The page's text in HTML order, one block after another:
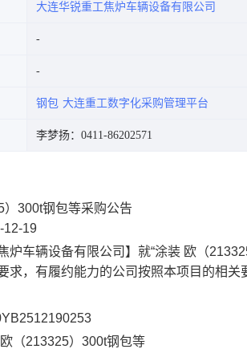
大连华锐重工焦炉车辆设备有限公司
钢包 大连重工数字化采购管理平台
李梦扬：0411-86202571
300t钢包等采购公告
12-19
炉车辆设备有限公司】就“涂装 欧（
求，有履约能力的公司按照本项目的相关
（213325）300t钢包等